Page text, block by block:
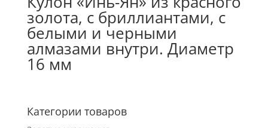
золота, с бриллиантами, с
белыми и черными
алмазами внутри. Диаметр
16 мм
Категории товаров